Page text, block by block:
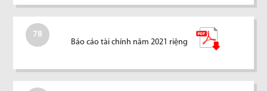
78
Báo cáo tài chính năm 2021 riệng